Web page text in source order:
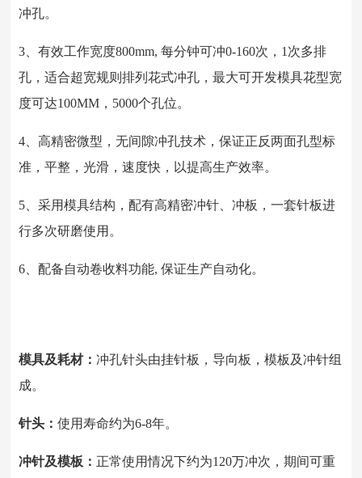
冲孔。
3、有效工作宽度800mm, 每分钟可冲0-160次，1次多排
孔，适合超宽规则排列花式冲孔，最大可开发模具花型宽
度可达100MM，5000个孔位。
4、高精密微型，无间隙冲孔技术，保证正反两面孔型标
准，平整，光滑，速度快，以提高生产效率。
5、采用模具结构，配有高精密冲针、冲板，一套针板进
行多次研磨使用。
6、配备自动卷收料功能, 保证生产自动化。
模具及耗材：冲孔针头由挂针板，导向板，模板及冲针组
成。
针头：使用寿命约为6-8年。
冲针及模板： 正常使用情况下约为120万冲次，期间可重